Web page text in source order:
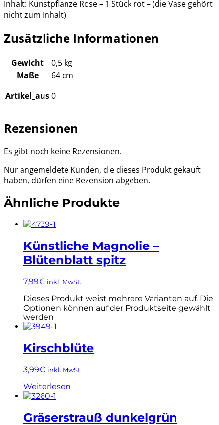
Inhalt: Kunstpflanze Rose – 1 Stück rot – (die Vase gehört
nicht zum Inhalt)
Zusätzliche Informationen
Gewicht
0,5 kg
Maße
64 cm
Artikel_aus0
Rezensionen
Es gibt noch keine Rezensionen.
Nur angemeldete Kunden, die dieses Produkt gekauft
haben, dürfen eine Rezension abgeben.
Ähnliche Produkte
Künstliche Magnolie –
Blütenblatt spitz
7,99€ inkl. MwSt.
Dieses Produkt weist mehrere Varianten auf. Die
Optionen können auf der Produktseite gewählt
werden
Kirschblüte
3,99€ inkl. MwSt.
Weiterlesen
Gräserstrauß dunkelgrün